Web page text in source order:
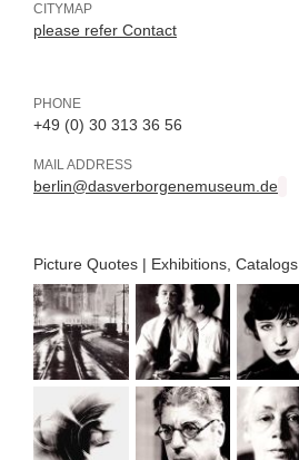
CITYMAP
please refer Contact
PHONE
+49 (0) 30 313 36 56
MAIL ADDRESS
berlin@dasverborgenemuseum.de
Picture Quotes | Exhibitions, Catalogs